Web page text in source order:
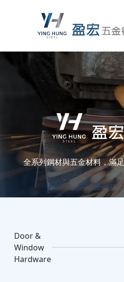
全系列鋼材與五金材料，滿
Door &
Window
Hardware